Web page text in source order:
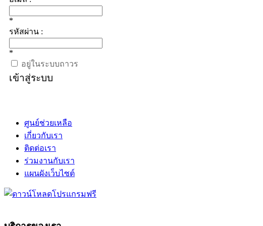
*
รหัสผ่าน :
*
อยู่ในระบบถาวร
เข้าสู่ระบบ
ศูนย์ช่วยเหลือ
เกี่ยวกับเรา
ติดต่อเรา
ร่วมงานกับเรา
แผนผังเว็บไซต์